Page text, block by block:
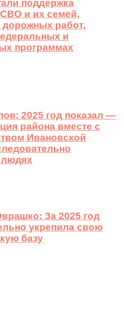
поддержка
и их семей,
дорожных работ,
и
программах
2025 год показал —
района вместе с
Ивановской
людях
За 2025 год
укрепила свою
базу